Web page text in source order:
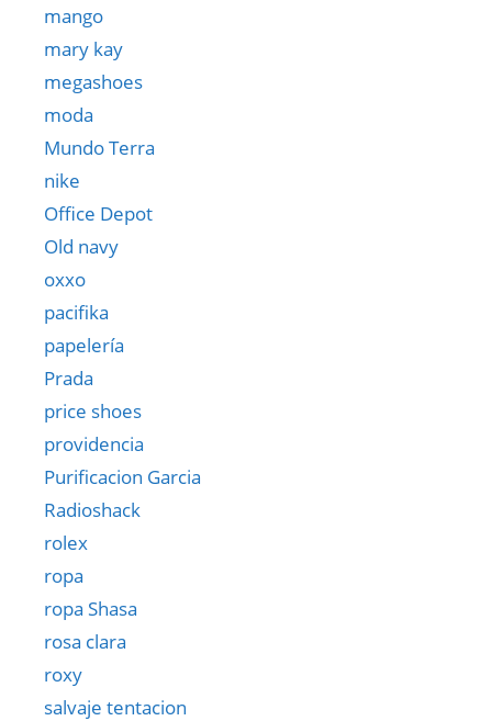
mango
mary kay
megashoes
moda
Mundo Terra
nike
Office Depot
Old navy
oxxo
pacifika
papelería
Prada
price shoes
providencia
Purificacion Garcia
Radioshack
rolex
ropa
ropa Shasa
rosa clara
roxy
salvaje tentacion